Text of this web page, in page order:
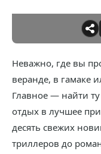
Неважно, где вы
веранде, в гамаке
Главное — найти
отдых в лучшее
десять свежих
триллеров до